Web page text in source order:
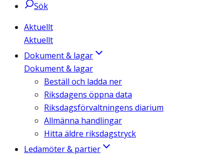
Sök
Aktuellt
Aktuellt
Dokument & lagar
Dokument & lagar
Beställ och ladda ner
Riksdagens öppna data
Riksdagsförvaltningens diarium
Allmänna handlingar
Hitta äldre riksdagstryck
Ledamöter & partier